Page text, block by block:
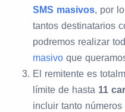
SMS masivos, por
tantos destinatarios
podremos realizar
masivo que
El remitente es
límite de hasta 11
incluir tanto números